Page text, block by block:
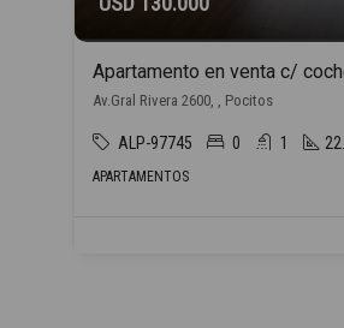
Av.Gral Rivera 2600, , Pocitos
ALP-97745 0 1
APARTAMENTOS